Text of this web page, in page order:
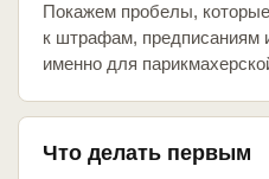
Покажем пробелы,
к штрафам, предписаниям
именно для
Что делать первым